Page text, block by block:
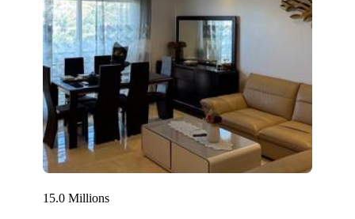
15.0 Millions